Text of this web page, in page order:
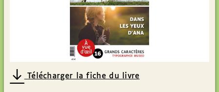
Télécharger la fiche du livre